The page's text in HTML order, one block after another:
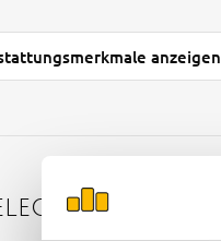
anzeigen